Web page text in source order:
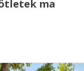
ma